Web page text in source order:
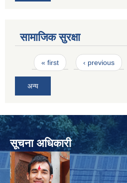
सामाजिक सुरक्षा
Pages
« first ‹ previous
अन्य
सूचना अधिकारी